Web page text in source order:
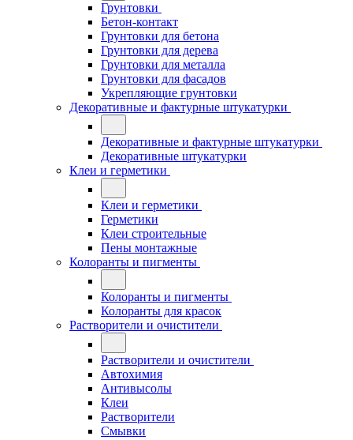
Грунтовки
Бетон-контакт
Грунтовки для бетона
Грунтовки для дерева
Грунтовки для металла
Грунтовки для фасадов
Укрепляющие грунтовки
Декоративные и фактурные штукатурки
Декоративные и фактурные штукатурки
Декоративные штукатурки
Клеи и герметики
Клеи и герметики
Герметики
Клеи строительные
Пены монтажные
Колоранты и пигменты
Колоранты и пигменты
Колоранты для красок
Растворители и очистители
Растворители и очистители
Автохимия
Антивысолы
Клеи
Растворители
Смывки